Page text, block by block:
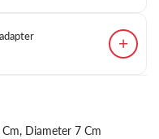
+
Diameter 7 Cm